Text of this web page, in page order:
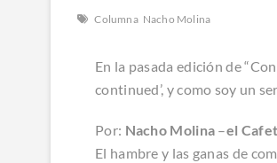
Columna Nacho Molina
En la pasada edición de
continued’, y como soy un
Por: Nacho Molina –el
El hambre y las ganas de